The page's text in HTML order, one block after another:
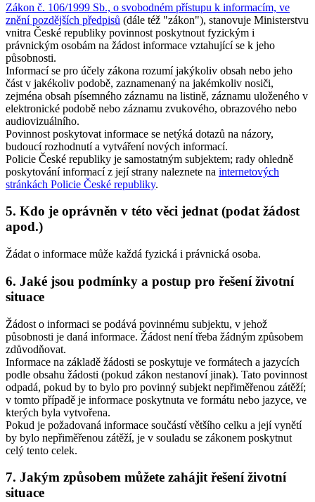
Zákon č. 106/1999 Sb., o svobodném přístupu k informacím, ve
znění pozdějších předpisů (dále též "zákon"), stanovuje Ministerstvu
vnitra České republiky povinnost poskytnout fyzickým i
právnickým osobám na žádost informace vztahující se k jeho
působnosti.
Informací se pro účely zákona rozumí jakýkoliv obsah nebo jeho
část v jakékoliv podobě, zaznamenaný na jakémkoliv nosiči,
zejména obsah písemného záznamu na listině, záznamu uloženého v
elektronické podobě nebo záznamu zvukového, obrazového nebo
audiovizuálního.
Povinnost poskytovat informace se netýká dotazů na názory,
budoucí rozhodnutí a vytváření nových informací.
Policie České republiky je samostatným subjektem; rady ohledně
poskytování informací z její strany naleznete na internetových
stránkách Policie České republiky.
5. Kdo je oprávněn v této věci jednat (podat žádost
apod.)
Žádat o informace může každá fyzická i právnická osoba.
6. Jaké jsou podmínky a postup pro řešení životní
situace
Žádost o informaci se podává povinnému subjektu, v jehož
působnosti je daná informace. Žádost není třeba žádným způsobem
zdůvodňovat.
Informace na základě žádosti se poskytuje ve formátech a jazycích
podle obsahu žádosti (pokud zákon nestanoví jinak). Tato povinnost
odpadá, pokud by to bylo pro povinný subjekt nepřiměřenou zátěží;
v tomto případě je informace poskytnuta ve formátu nebo jazyce, ve
kterých byla vytvořena.
Pokud je požadovaná informace součástí většího celku a její vynětí
by bylo nepřiměřenou zátěží, je v souladu se zákonem poskytnut
celý tento celek.
7. Jakým způsobem můžete zahájit řešení životní
situace